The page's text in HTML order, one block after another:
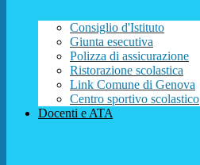
Consiglio d'Istituto
Giunta esecutiva
Polizza di assicurazione
Ristorazione scolastica
Link Comune di Genova
Centro sportivo scolastico
Docenti e ATA